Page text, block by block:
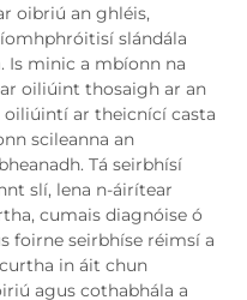
oibriú an ghléis,
slándála
Is minic a mbíonn na
oiliúint thosaigh ar an
ar theicnící casta
scileanna an
Tá seirbhísí
slí, lena n-áirítear
cumais diagnóise ó
foirne seirbhíse réimsí a
in áit chun
agus cothabhála a